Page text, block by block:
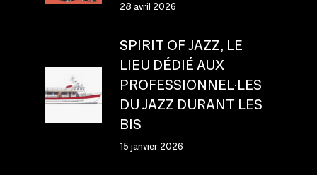
28 avril 2026
SPIRIT OF JAZZ, LE
LIEU DÉDIÉ AUX
PROFESSIONNEL·LES
DU JAZZ DURANT LES
BIS
15 janvier 2026